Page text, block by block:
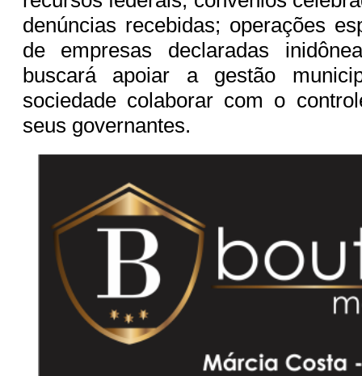
denúncias recebidas; operações
de empresas declaradas
buscará apoiar a gestão
sociedade colaborar com o
seus governantes.